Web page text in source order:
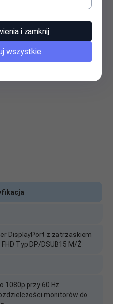
DisplayPort z zatrzaskiem
Typ DP/DSUB15 M/Ż
1080p przy 60 Hz
monitorów do
i zamknij
wszystkie